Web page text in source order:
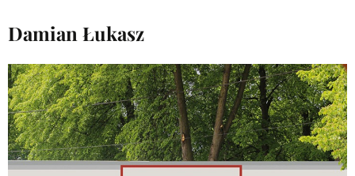
Damian Łukasz